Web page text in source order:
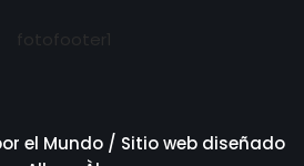
el Mundo / Sitio web diseñado